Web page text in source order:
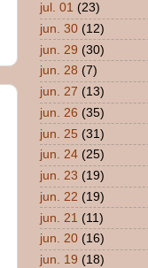
jul. 01 (23)
jun. 30 (12)
jun. 29 (30)
jun. 28 (7)
jun. 27 (13)
jun. 26 (35)
jun. 25 (31)
jun. 24 (25)
jun. 23 (19)
jun. 22 (19)
jun. 21 (11)
jun. 20 (16)
jun. 19 (18)